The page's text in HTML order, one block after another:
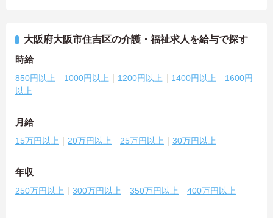
大阪府大阪市住吉区の介護・福祉求人を給与で探す
時給
850円以上 1000円以上 1200円以上 1400円以上
1600円
以上
月給
15万円以上 20万円以上 25万円以上 30万円以上
年収
250万円以上 300万円以上 350万円以上 400万円以上